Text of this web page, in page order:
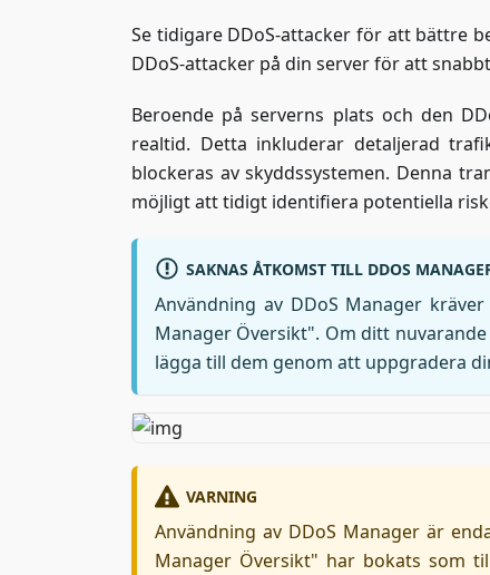
Se tidigare DDoS-attacker för att bättre
DDoS-attacker på din server för att
Beroende på serverns plats och den
realtid. Detta inkluderar detaljerad
blockeras av skyddssystemen. Denna
möjligt att tidigt identifiera potentiella
SAKNAS ÅTKOMST TILL DDOS
Användning av DDoS Manager
Manager Översikt". Om ditt
lägga till dem genom att uppgradera
VARNING
Användning av DDoS Manager är
Manager Översikt" har bokats som